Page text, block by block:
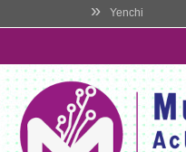
» Yenchi